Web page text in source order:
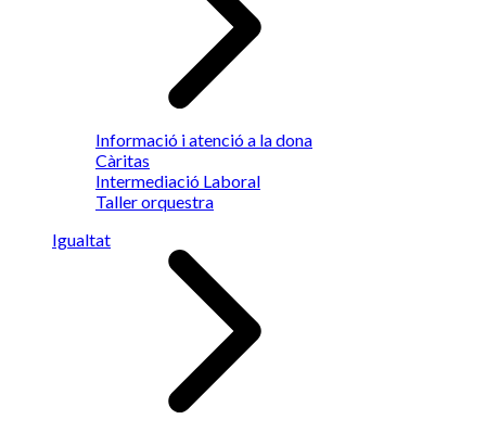
Informació i atenció a la dona
Càritas
Intermediació Laboral
Taller orquestra
Igualtat